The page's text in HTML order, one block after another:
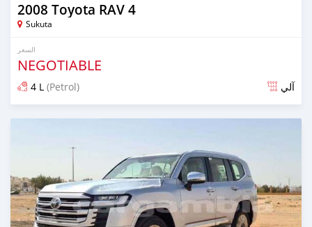
2008 Toyota RAV 4
Sukuta
السعر
NEGOTIABLE
4 L (Petrol) آلي
تم النشر منذ 21 يوم مضت